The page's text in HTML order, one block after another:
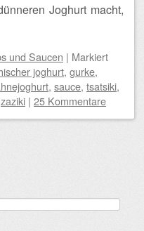
Joghurt macht,
und Saucen | Markiert
joghurt, gurke,
, sauce, tsatsiki,
zaziki | 25 Kommentare